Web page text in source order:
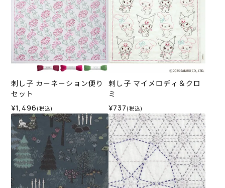
刺し子 カーネーション便り
セット
¥1,496 (税込)
刺し子 マイメロディ＆クロ
ミ
¥737 (税込)